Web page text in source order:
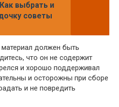
Как выбрать и
советы
должен быть
что он не содержит
и хорошо поддерживал
и осторожны при сборе
и не повредить